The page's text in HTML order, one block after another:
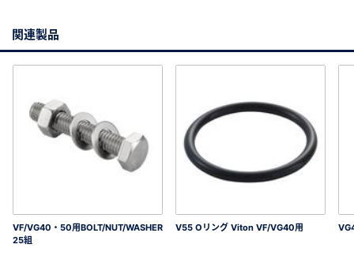
関連製品
VF/VG40・50用BOLT/NUT/WASHER
25組
V55 Oリング Viton VF/VG40用